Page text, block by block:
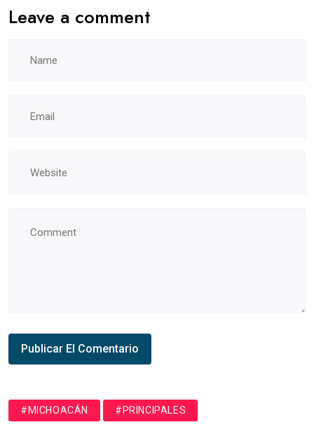
Leave a comment
#MICHOACÁN #PRINCIPALES